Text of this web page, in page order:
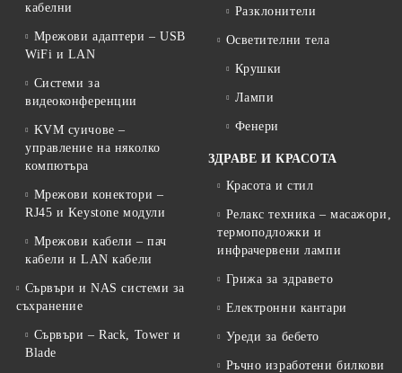
кабелни
Мрежови адаптери – USB
WiFi и LAN
Системи за
видеоконференции
KVM суичове –
управление на няколко
компютъра
Мрежови конектори –
RJ45 и Keystone модули
Мрежови кабели – пач
кабели и LAN кабели
Сървъри и NAS системи за
съхранение
Сървъри – Rack, Tower и
Blade
Разклонители
Осветителни тела
Крушки
Лампи
Фенери
ЗДРАВЕ И КРАСОТА
Красота и стил
Релакс техника – масажори,
термоподложки и
инфрачервени лампи
Грижа за здравето
Електронни кантари
Уреди за бебето
Ръчно изработени билкови